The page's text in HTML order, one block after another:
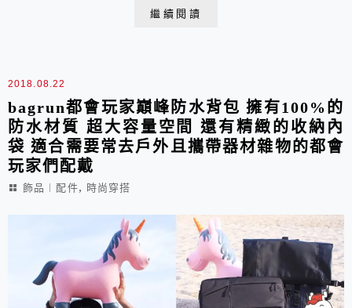
繼續閱讀
2018.08.22
bagrun都會玩家巔峰防水背包 擁有100%的
防水材質 超大容量空間 還有精緻的收納內
袋 適合需要常去戶外且攜帶器材雜物的都會
玩家們配戴
飾品︱配件, 時尚穿搭